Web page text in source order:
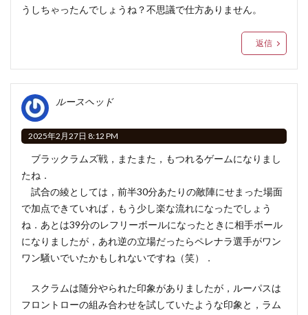
うしちゃったんでしょうね？不思議で仕方ありません。
返信
ルースヘッド
2025年2月27日 8:12 PM
ブラックラムズ戦，またまた，もつれるゲームになりまし
たね．
試合の綾としては，前半30分あたりの敵陣にせまった場面
で加点できていれば，もう少し楽な流れになったでしょう
ね．あとは39分のレフリーボールになったときに相手ボール
になりましたが，あれ逆の立場だったらペレナラ選手がワン
ワン騒いでいたかもしれないですね（笑）．
スクラムは随分やられた印象がありましたが，ルーパスは
フロントローの組み合わせを試していたような印象と，ラム